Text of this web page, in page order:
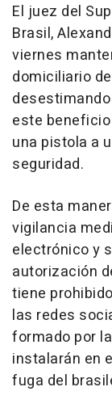
El juez del
Brasil,
viernes
domiciliario
este
una pistola a
seguridad.
De esta
vigilancia
electrónico y
autorización
tiene
las redes
formado por
instalarán en
fuga del